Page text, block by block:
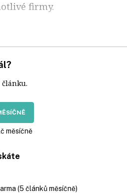
firmy.
článku.
měsíčně
(5 článků měsíčně)